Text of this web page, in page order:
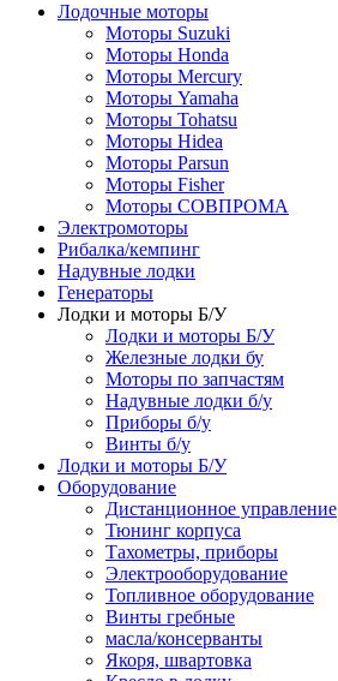
Лодочные моторы
Моторы Suzuki
Моторы Honda
Моторы Mercury
Моторы Yamaha
Моторы Tohatsu
Моторы Hidea
Моторы Parsun
Моторы Fisher
Моторы СОВПРОМА
Электромоторы
Рибалка/кемпинг
Надувные лодки
Генераторы
Лодки и моторы Б/У
Лодки и моторы Б/У
Железные лодки бу
Моторы по запчастям
Надувные лодки б/у
Приборы б/у
Винты б/у
Лодки и моторы Б/У
Оборудование
Дистанционное управление
Тюнинг корпуса
Тахометры, приборы
Электрооборудование
Топливное оборудование
Винты гребные
масла/консерванты
Якоря, швартовка